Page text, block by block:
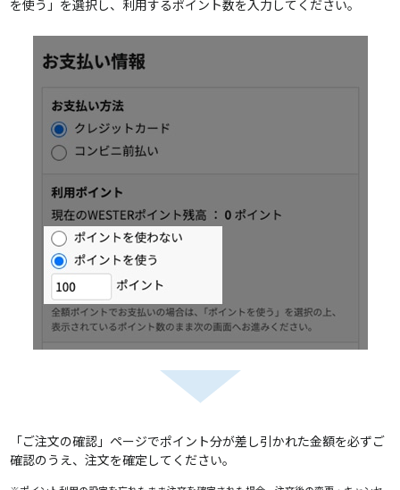
を使う」を選択し、利用するポイント数を入力してください。
「ご注文の確認」ページでポイント分が差し引かれた金額を必ずご
確認のうえ、注文を確定してください。